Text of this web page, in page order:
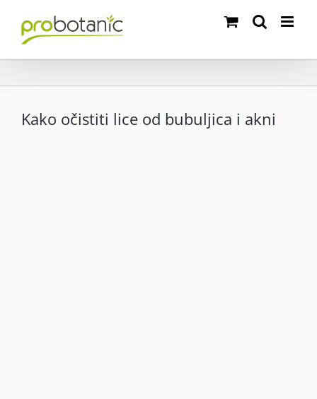
content
Kako očistiti lice od bubuljica i akni